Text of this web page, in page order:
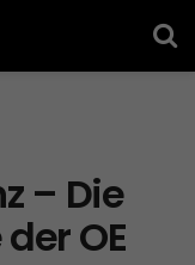
– Die
OE